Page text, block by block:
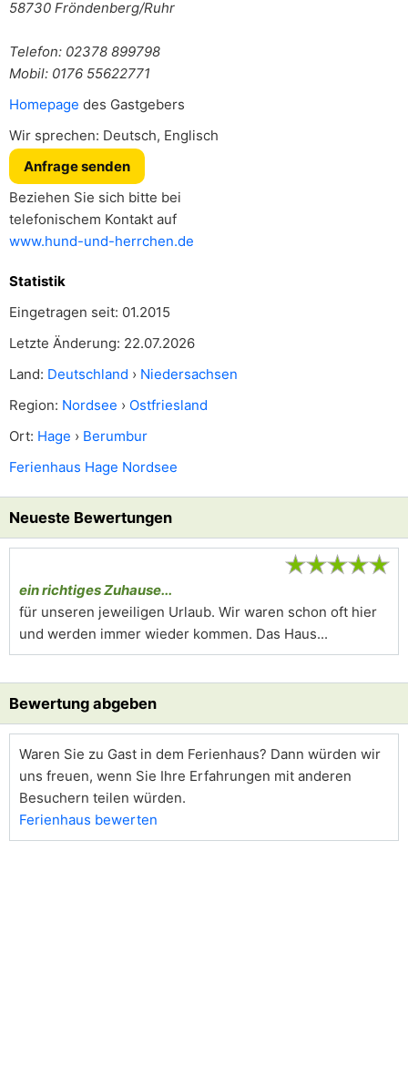
58730 Fröndenberg/Ruhr
Telefon: 02378 899798
Mobil: 0176 55622771
Homepage des Gastgebers
Wir sprechen: Deutsch, Englisch
Anfrage senden
Beziehen Sie sich bitte bei
telefonischem Kontakt auf
www.hund-und-herrchen.de
Statistik
Eingetragen seit: 01.2015
Letzte Änderung: 22.07.2026
Land: Deutschland › Niedersachsen
Region: Nordsee › Ostfriesland
Ort: Hage › Berumbur
Ferienhaus Hage Nordsee
Neueste Bewertungen
★★★★★
ein richtiges Zuhause...
für unseren jeweiligen Urlaub. Wir waren schon oft hier
und werden immer wieder kommen. Das Haus...
Bewertung abgeben
Waren Sie zu Gast in dem Ferienhaus? Dann würden wir
uns freuen, wenn Sie Ihre Erfahrungen mit anderen
Besuchern teilen würden.
Ferienhaus bewerten